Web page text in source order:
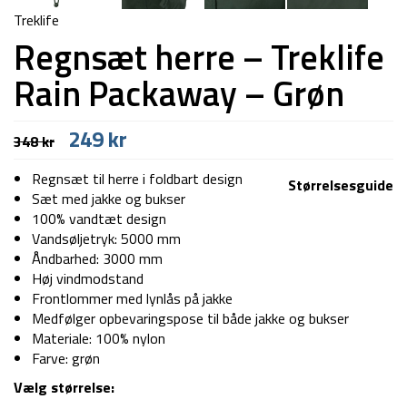
Treklife
Regnsæt herre – Treklife
Rain Packaway – Grøn
348kr Den
oprindelige
pris
var:
348 kr.
249kr
pris
er:
249 kr.
Størrelsesguide
Regnsæt til herre i foldbart design
Sæt med jakke og bukser
100% vandtæt design
Vandsøljetryk: 5000 mm
Åndbarhed: 3000 mm
Høj vindmodstand
Frontlommer med lynlås på jakke
Medfølger opbevaringspose til både jakke og bukser
Materiale: 100% nylon
Farve: grøn
Vælg størrelse: